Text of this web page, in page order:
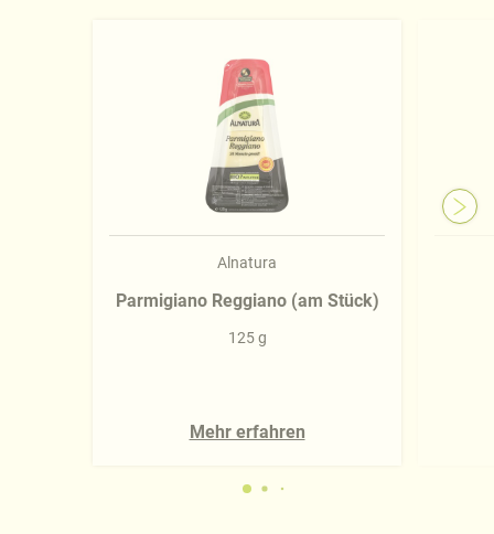
Alnatura
Parmigiano Reggiano (am Stück)
125 g
Mehr erfahren